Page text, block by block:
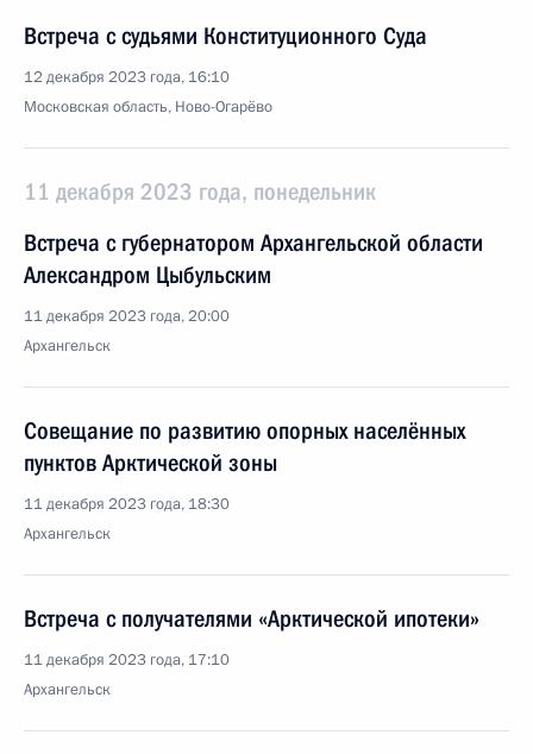
Встреча с судьями Конституционного Суда
12 декабря 2023 года, 16:10
Московская область, Ново-Огарёво
11 декабря 2023 года, понедельник
Встреча с губернатором Архангельской области
Александром Цыбульским
11 декабря 2023 года, 20:00
Архангельск
Совещание по развитию опорных населённых
пунктов Арктической зоны
11 декабря 2023 года, 18:30
Архангельск
Встреча с получателями «Арктической ипотеки»
11 декабря 2023 года, 17:10
Архангельск